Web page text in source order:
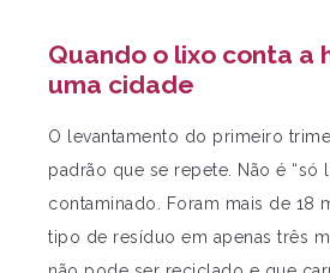
Quando o lixo conta a
uma cidade
O levantamento do primeiro
padrão que se repete. Não é “só
contaminado. Foram mais de 18
tipo de resíduo em apenas três